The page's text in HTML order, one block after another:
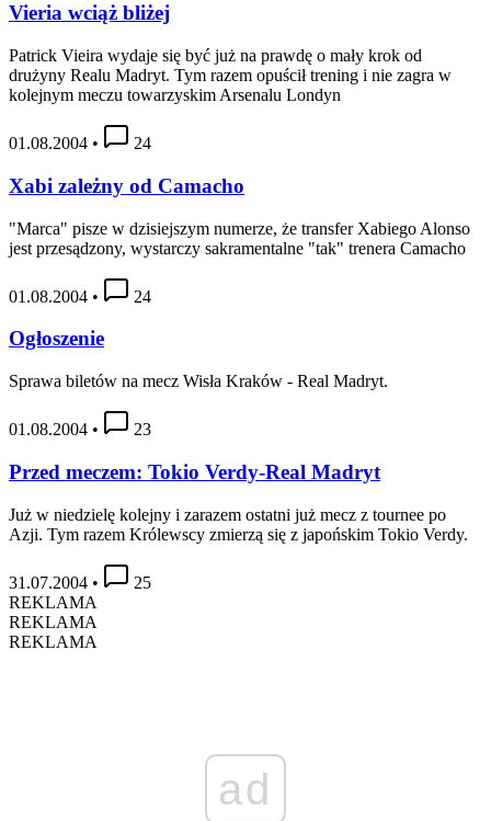
Vieria wciąż bliżej
Patrick Vieira wydaje się być już na prawdę o mały krok od
drużyny Realu Madryt. Tym razem opuścił trening i nie zagra w
kolejnym meczu towarzyskim Arsenalu Londyn
01.08.2004 • 24
Xabi zależny od Camacho
"Marca" pisze w dzisiejszym numerze, że transfer Xabiego Alonso
jest przesądzony, wystarczy sakramentalne "tak" trenera Camacho
01.08.2004 • 24
Ogłoszenie
Sprawa biletów na mecz Wisła Kraków - Real Madryt.
01.08.2004 • 23
Przed meczem: Tokio Verdy-Real Madryt
Już w niedzielę kolejny i zarazem ostatni już mecz z tournee po
Azji. Tym razem Królewscy zmierzą się z japońskim Tokio Verdy.
31.07.2004 •
25
REKLAMA
REKLAMA
REKLAMA
ad